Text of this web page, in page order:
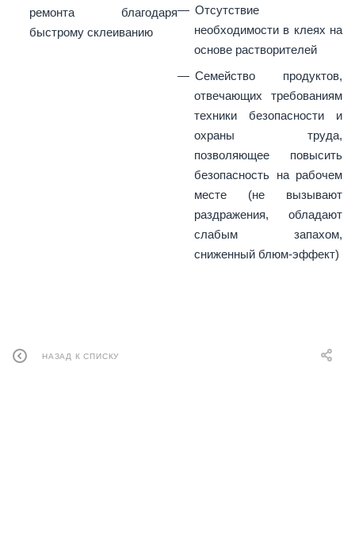
ремонта благодаря
быстрому склеиванию
Отсутствие
необходимости в клеях на
основе растворителей
Семейство продуктов,
отвечающих требованиям
техники безопасности и
охраны труда,
позволяющее повысить
безопасность на рабочем
месте (не вызывают
раздражения, обладают
слабым запахом,
сниженный блюм-эффект)
НАЗАД К СПИСКУ